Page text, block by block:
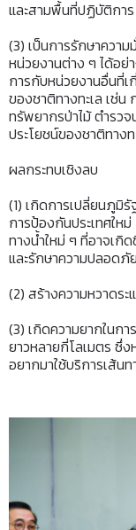
และสามพื้นที่ปฏิบัติการ
(3) เป็นการรักษาควา
หน่วยงานต่าง ๆ ได้อย่
การกับหน่วยงานอื่นที่เ
ของชาติทางทะเล เช่
ทรัพยากรป่าไม้ ตำรว
ประโยชน์ของชาติทางท
ผลกระทบเชิงลบ
(1) เกิดการเปลี่ยนภูมิ
การป้องกันประเทศให
ทางน้ำใหม่ ๆ ที่อาจเกิ
และรักษาความปลอด
(2) สร้างความหวาดระ
(3) เกิดความยากในก
ยาวหลายกี่โลเมตร ซึ่
อยากมาใช้บริการเส้น